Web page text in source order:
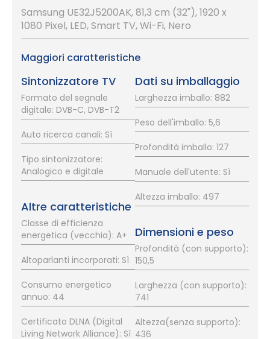
Samsung UE32J5200AK, 81,3 cm (32"), 1920 x
1080 Pixel, LED, Smart TV, Wi-Fi, Nero
Maggiori caratteristiche
Sintonizzatore TV
Formato del segnale
digitale: DVB-C, DVB-T2
Auto ricerca canali: Sì
Tipo sintonizzatore:
Analogico e digitale
Altre caratteristiche
Classe di efficienza
energetica (vecchia): A+
Altoparlanti incorporati: Sì
Consumo energetico
annuo: 44
Certificato DLNA (Digital
Living Network Alliance): Sì
Dati su imballaggio
Larghezza imballo: 882
Peso dell'imballo: 5,6
Profondità imballo: 127
Manuale dell'utente: Sì
Altezza imballo: 497
Dimensioni e peso
Profondità (con supporto):
150,5
Larghezza (con supporto):
741
Altezza(senza supporto):
436